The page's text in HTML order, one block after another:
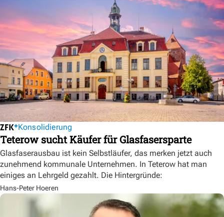
Konsolidierung
Teterow sucht Käufer für Glasfasersparte
Glasfaserausbau ist kein Selbstläufer, das merken jetzt auch
zunehmend kommunale Unternehmen. In Teterow hat man
einiges an Lehrgeld gezahlt. Die Hintergründe:
Hans-Peter Hoeren